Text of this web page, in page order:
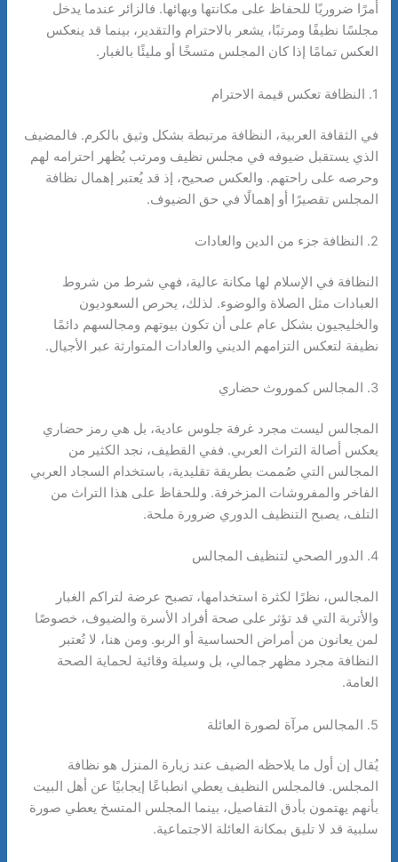
أمرًا ضروريًا للحفاظ على مكانتها وبهائها. فالزائر عندما يدخل
مجلسًا نظيفًا ومرتبًا، يشعر بالاحترام والتقدير، بينما قد ينعكس
العكس تمامًا إذا كان المجلس متسخًا أو مليئًا بالغبار.
1. النظافة تعكس قيمة الاحترام
في الثقافة العربية، النظافة مرتبطة بشكل وثيق بالكرم. فالمضيف
الذي يستقبل ضيوفه في مجلس نظيف ومرتب يُظهر احترامه لهم
وحرصه على راحتهم. والعكس صحيح، إذ قد يُعتبر إهمال نظافة
المجلس تقصيرًا أو إهمالًا في حق الضيوف.
2. النظافة جزء من الدين والعادات
النظافة في الإسلام لها مكانة عالية، فهي شرط من شروط
العبادات مثل الصلاة والوضوء. لذلك، يحرص السعوديون
والخليجيون بشكل عام على أن تكون بيوتهم ومجالسهم دائمًا
نظيفة لتعكس التزامهم الديني والعادات المتوارثة عبر الأجيال.
3. المجالس كموروث حضاري
المجالس ليست مجرد غرفة جلوس عادية، بل هي رمز حضاري
يعكس أصالة التراث العربي. ففي القطيف، نجد الكثير من
المجالس التي صُممت بطريقة تقليدية، باستخدام السجاد العربي
الفاخر والمفروشات المزخرفة. وللحفاظ على هذا التراث من
التلف، يصبح التنظيف الدوري ضرورة ملحة.
4. الدور الصحي لتنظيف المجالس
المجالس، نظرًا لكثرة استخدامها، تصبح عرضة لتراكم الغبار
والأتربة التي قد تؤثر على صحة أفراد الأسرة والضيوف، خصوصًا
لمن يعانون من أمراض الحساسية أو الربو. ومن هنا، لا تُعتبر
النظافة مجرد مظهر جمالي، بل وسيلة وقائية لحماية الصحة
العامة.
5. المجالس مرآة لصورة العائلة
يُقال إن أول ما يلاحظه الضيف عند زيارة المنزل هو نظافة
المجلس. فالمجلس النظيف يعطي انطباعًا إيجابيًا عن أهل البيت
بأنهم يهتمون بأدق التفاصيل، بينما المجلس المتسخ يعطي صورة
سلبية قد لا تليق بمكانة العائلة الاجتماعية.